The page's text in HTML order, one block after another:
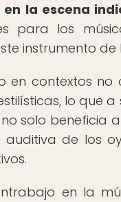
la escena
para los
instrumento
contextos no
lo que
solo
auditiva de los
en la